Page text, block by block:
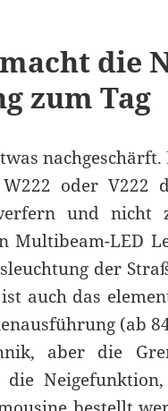
die
zum Tag
oder V222
und
Multibeam-LED
der
auch das
(ab
aber die